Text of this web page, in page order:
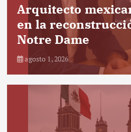
Arquitecto
en la
Notre Dame
agosto 1, 2026